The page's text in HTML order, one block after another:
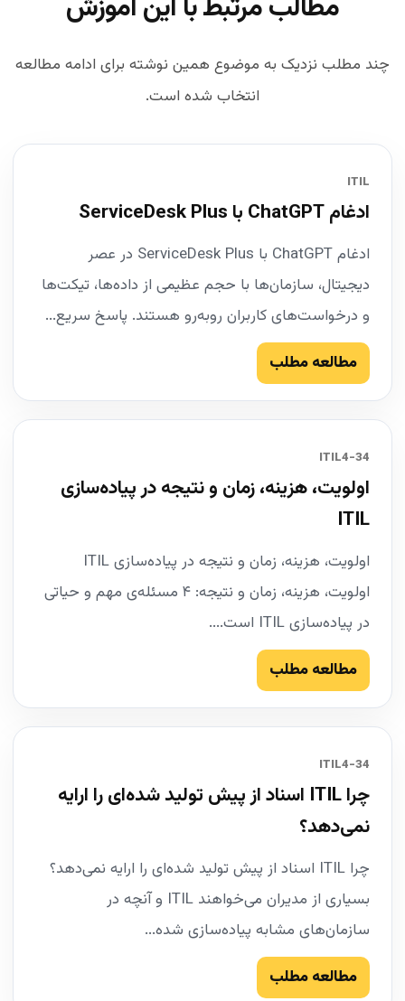
چند مطلب نزدیک به موضوع همین نوشته برای ادامه مطالعه
انتخاب شده است.
ITIL
ادغام ChatGPT با ServiceDesk Plus
ادغام ChatGPT با ServiceDesk Plus در عصر
دیجیتال، سازمان‌ها با حجم عظیمی از داده‌ها، تیکت‌ها
و درخواست‌های کاربران روبه‌رو هستند. پاسخ سریع...
مطالعه مطلب
34-ITIL4
اولویت، هزینه، زمان و نتیجه در پیاده‌سازی
ITIL
اولویت، هزینه، زمان و نتیجه در پیاده‌سازی ITIL
اولویت، هزینه، زمان و نتیجه: ۴ مسئله‌ی مهم و حیاتی
در پیاده‌سازی ITIL است....
مطالعه مطلب
34-ITIL4
چرا ITIL اسناد از پیش تولید شده‌ای را ارایه
نمی‌دهد؟
چرا ITIL اسناد از پیش تولید شده‌ای را ارایه نمی‌دهد؟
بسیاری از مدیران می‌خواهند ITIL و آنچه در
سازمان‌های مشابه پیاده‌سازی شده...
مطالعه مطلب